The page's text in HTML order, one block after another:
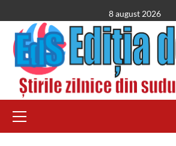
to
content
8 august 2026
Menu